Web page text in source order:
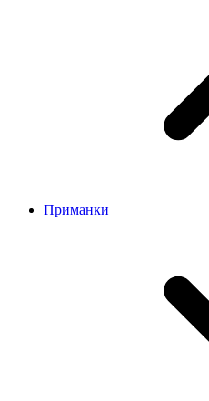
Приманки